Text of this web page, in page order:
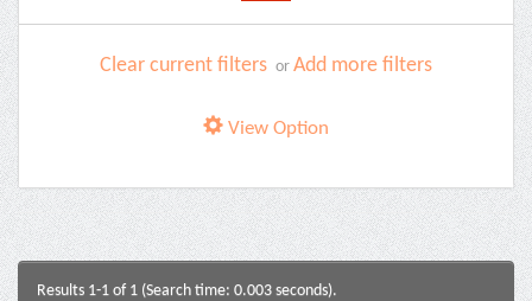
Clear current filters or Add more filters
View Option
Results 1-1 of 1 (Search time: 0.003 seconds).